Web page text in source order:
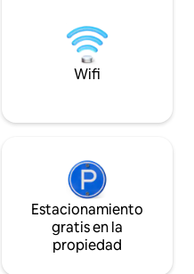
de
de la
interior le dan un
arquitectura
Wifi
Estacionamiento
gratis en la
propiedad